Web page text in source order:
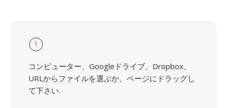
1
コンピューター、Googleドライブ、Dropbox、
URLからファイルを選ぶか、ページにドラッグし
て下さい.